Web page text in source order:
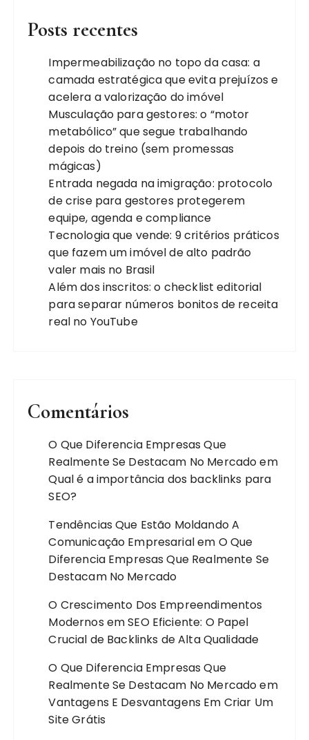
Posts recentes
Impermeabilização no topo da casa: a
camada estratégica que evita prejuízos e
acelera a valorização do imóvel
Musculação para gestores: o “motor
metabólico” que segue trabalhando
depois do treino (sem promessas
mágicas)
Entrada negada na imigração: protocolo
de crise para gestores protegerem
equipe, agenda e compliance
Tecnologia que vende: 9 critérios práticos
que fazem um imóvel de alto padrão
valer mais no Brasil
Além dos inscritos: o checklist editorial
para separar números bonitos de receita
real no YouTube
Comentários
O Que Diferencia Empresas Que
Realmente Se Destacam No Mercadoem
Qual é a importância dos backlinks para
SEO?
Tendências Que Estão Moldando A
Comunicação Empresarialem O Que
Diferencia Empresas Que Realmente Se
Destacam No Mercado
O Crescimento Dos Empreendimentos
Modernos emSEO Eficiente: O Papel
Crucial de Backlinks de Alta Qualidade
O Que Diferencia Empresas Que
Realmente Se Destacam No Mercadoem
Vantagens E Desvantagens Em Criar Um
Site Grátis